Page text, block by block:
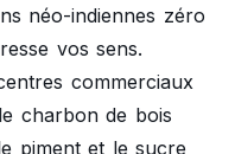
néo-indiennes zéro
vos sens.
commerciaux
charbon de bois
piment et le sucre